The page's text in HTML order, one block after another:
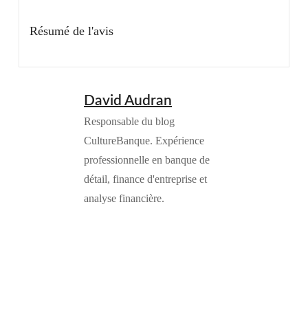
Résumé de l'avis
David Audran
Responsable du blog
CultureBanque. Expérience
professionnelle en banque de
détail, finance d'entreprise et
analyse financière.